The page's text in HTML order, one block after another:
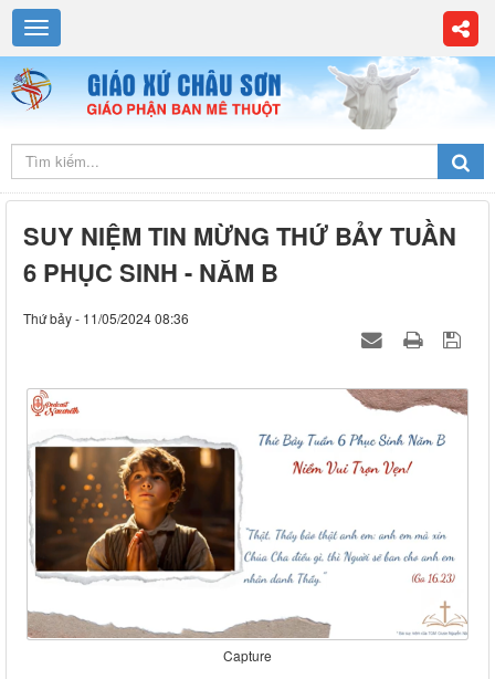
SUY NIỆM TIN MỪNG THỨ BẢY TUẦN
6 PHỤC SINH - NĂM B
Thứ bảy - 11/05/2024 08:36
Capture